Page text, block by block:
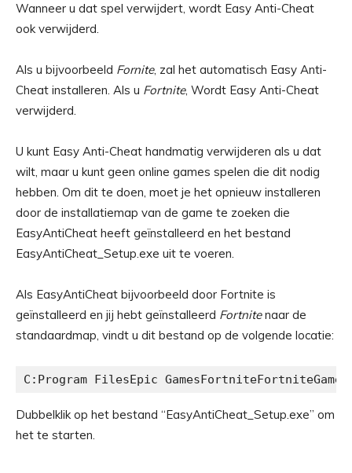
Wanneer u dat spel verwijdert, wordt Easy Anti-Cheat
ook verwijderd.
Als u bijvoorbeeld Fornite, zal het automatisch Easy Anti-
Cheat installeren. Als u Fortnite, Wordt Easy Anti-Cheat
verwijderd.
U kunt Easy Anti-Cheat handmatig verwijderen als u dat
wilt, maar u kunt geen online games spelen die dit nodig
hebben. Om dit te doen, moet je het opnieuw installeren
door de installatiemap van de game te zoeken die
EasyAntiCheat heeft geïnstalleerd en het bestand
EasyAntiCheat_Setup.exe uit te voeren.
Als EasyAntiCheat bijvoorbeeld door Fortnite is
geïnstalleerd en jij hebt geïnstalleerd Fortnitenaar de
standaardmap, vindt u dit bestand op de volgende locatie:
C:Program FilesEpic
Dubbelklik op het bestand “EasyAntiCheat_Setup.exe” om
het te starten.